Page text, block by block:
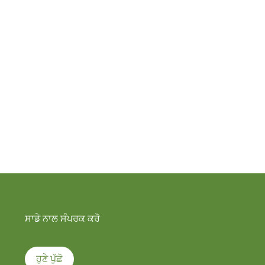
ਸਾਡੇ ਨਾਲ ਸੰਪਰਕ ਕਰੋ
ਹੁਣੇ ਪੁੱਛੋ